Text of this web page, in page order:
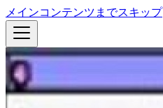
メインコンテンツまでスキップ